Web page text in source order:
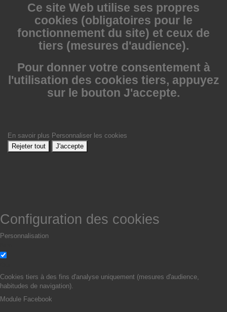
Ce site Web utilise ses propres
cookies (obligatoires pour le
fonctionnement du site) et ceux de
tiers (mesures d'audience).
Pour donner votre consentement à
l'utilisation des cookies tiers, appuyez
sur le bouton J'accepte.
En savoir plus Personnaliser les cookies
Rejeter tout
J'accepte
Configuration des cookies
Personnalisation
Cookies tiers à des fins d'analyse uniquement (mesures d'audience,
habitudes de navigation).
Module Facebook